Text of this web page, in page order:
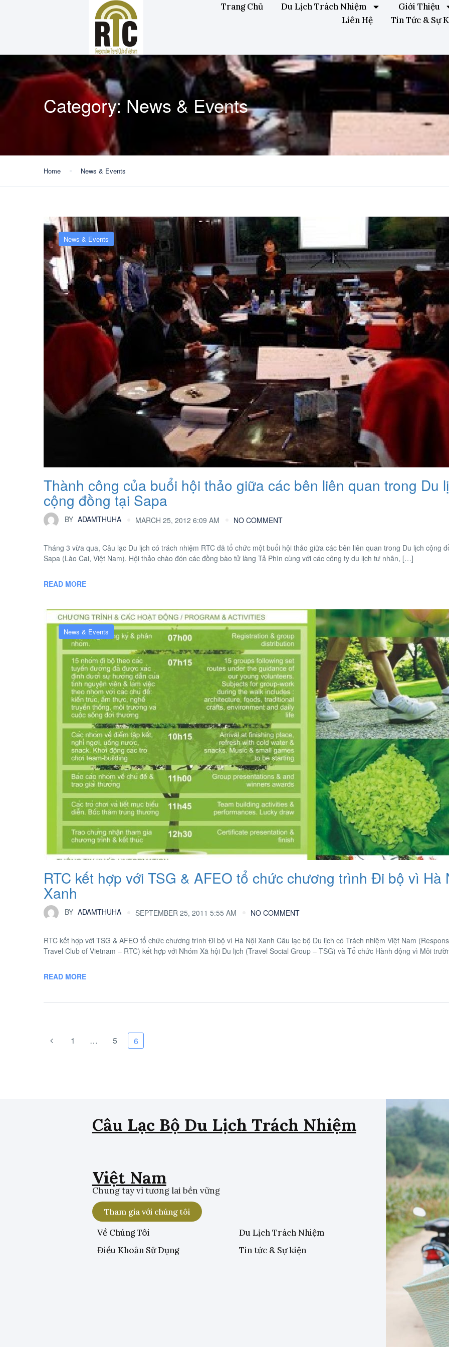
Trang Chủ Du Lịch Trách Nhiệm
Giới Thiệu
Liên Hệ
Tin Tức & Sự
Category:News & Events
Home News & Events
News & Events
Thành công của buổi hội thảo giữa các bên liên quan trong Du
cộng đồng tại Sapa
BY ADAMTHUHA MARCH 25, 2012 6:09 AM NO COMMENT
Tháng 3 vừa qua, Câu lạc Du lịch có trách nhiệm RTC đã tổ chức một buổi hội thảo giữa các bên liên quan trong Du lịch cộng
Sapa (Lào Cai, Việt Nam). Hội thảo chào đón các đồng bào tử làng Tả Phìn cùng với các công ty du lịch tư nhân, […]
READ MORE
News & Events
RTC kết hợp với TSG & AFEO tổ chức chương trình Đi bộ vì Hà
Xanh
BY ADAMTHUHA SEPTEMBER 25, 2011 5:55 AM NO COMMENT
RTC kết hợp với TSG & AFEO tổ chức chương trình Đi bộ vì Hà Nội Xanh Câu lạc bộ Du lịch có Trách nhiệm Việt Nam
Travel Club of Vietnam – RTC) kết hợp với Nhóm Xã hội Du lịch (Travel Social Group – TSG) và Tổ chức Hành động vì Môi
READ MORE
1 … 5 6
Câu Lạc Bộ Du Lịch Trách Nhiệm
Việt Nam
Chung tay vì tương lai bền vững
Tham gia với chúng tôi
Về Chúng Tôi
Điều Khoản Sử Dụng
Du Lịch Trách Nhiệm
Tin tức & Sự kiện